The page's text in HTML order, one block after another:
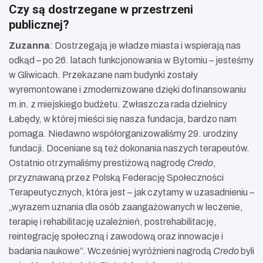
Czy są dostrzegane w przestrzeni
publicznej?
Zuzanna: Dostrzegają je władze miasta i wspierają nas
odkąd – po 26. latach funkcjonowania w Bytomiu – jesteśmy
w Gliwicach. Przekazane nam budynki zostały
wyremontowane i zmodernizowane dzięki dofinansowaniu
m.in. z miejskiego budżetu. Zwłaszcza rada dzielnicy
Łabędy, w której mieści się nasza fundacja, bardzo nam
pomaga. Niedawno współorganizowaliśmy 29. urodziny
fundacji. Doceniane są też dokonania naszych terapeutów.
Ostatnio otrzymaliśmy prestiżową nagrodę Credo,
przyznawaną przez Polską Federację Społeczności
Terapeutycznych, która jest – jak czytamy w uzasadnieniu –
„wyrazem uznania dla osób zaangażowanych w leczenie,
terapię i rehabilitację uzależnień, postrehabilitację,
reintegrację społeczną i zawodową oraz innowacje i
badania naukowe”. Wcześniej wyróżnieni nagrodą Credo byli